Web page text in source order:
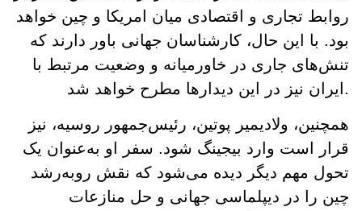
روابط تجاری و اقتصادی میان امریکا و چین خواهد
بود. با این حال، کارشناسان جهانی باور دارند که
تنش‌های جاری در خاورمیانه و وضعیت مرتبط با
ایران نیز در این دیدارها مطرح خواهد شد.
همچنین، ولادیمیر پوتین، رئیس‌جمهور روسیه، نیز
قرار است وارد بیجینگ شود. سفر او به‌عنوان یک
تحول مهم دیگر دیده می‌شود که نقش رو‌به‌رشد
چین را در دیپلماسی جهانی و حل منازعات